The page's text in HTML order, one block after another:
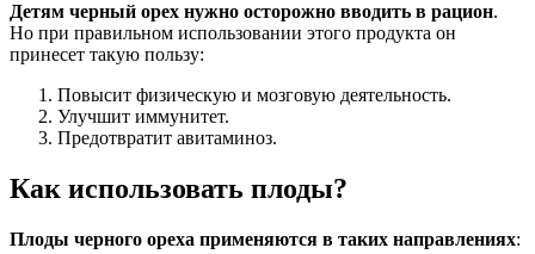
Детям черный орех нужно осторожно вводить в рацион.
Но при правильном использовании этого продукта он
принесет такую пользу:
Повысит физическую и мозговую деятельность.
Улучшит иммунитет.
Предотвратит авитаминоз.
Как использовать плоды?
Плоды черного ореха применяются в таких направлениях: